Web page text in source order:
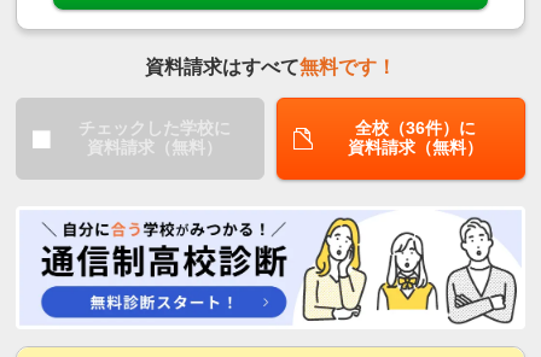
資料請求はすべて無料です！
チェックした学校に
資料請求（無料）
全校（36件）に
資料請求（無料）